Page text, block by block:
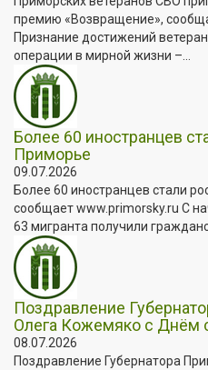
премию «Возвращение»,
Признание достижений
операции в мирной жизни –...
Более 60 иностранцев
Приморье
09.07.2026
Более 60 иностранцев стали
сообщает www.primorsky.ru С
63 мигранта получили
Поздравление
Олега Кожемяко с Днём
08.07.2026
Поздравление Губернатора